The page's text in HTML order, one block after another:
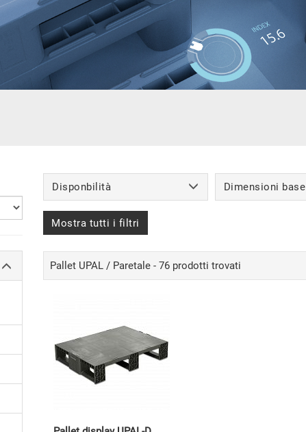
Disponbilità Dimensioni base
Mostra tutti i filtri
Pallet UPAL / Paretale - 76 prodotti trovati